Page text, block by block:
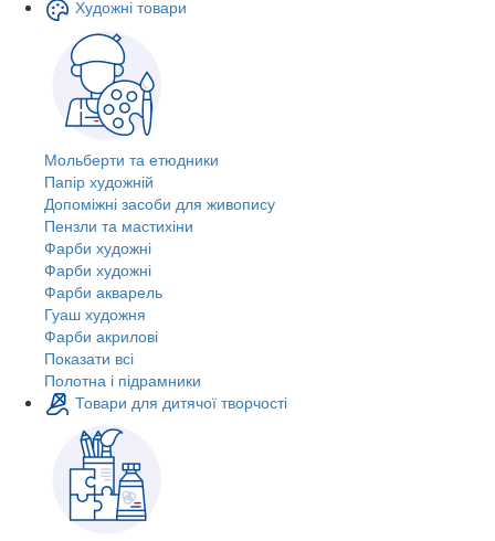
Художні товари
Мольберти та етюдники
Папір художній
Допоміжні засоби для живопису
Пензли та мастихіни
Фарби художні
Фарби художні
Фарби акварель
Гуаш художня
Фарби акрилові
Показати всі
Полотна і підрамники
Товари для дитячої творчості